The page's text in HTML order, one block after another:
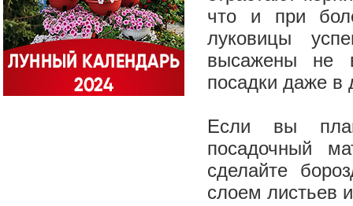
что и при
луковицы
высажены не
посадки даже в
Если вы
посадочный
сделайте
слоем листьев